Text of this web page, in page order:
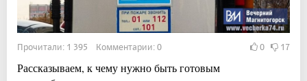
Прочитали: 1 395 Комментарии: 0 0 17
Рассказываем, к чему нужно быть готовым